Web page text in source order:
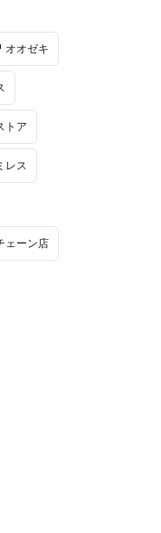
オオゼキ
トア
レス
ェーン店